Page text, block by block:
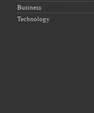
Business
Technology